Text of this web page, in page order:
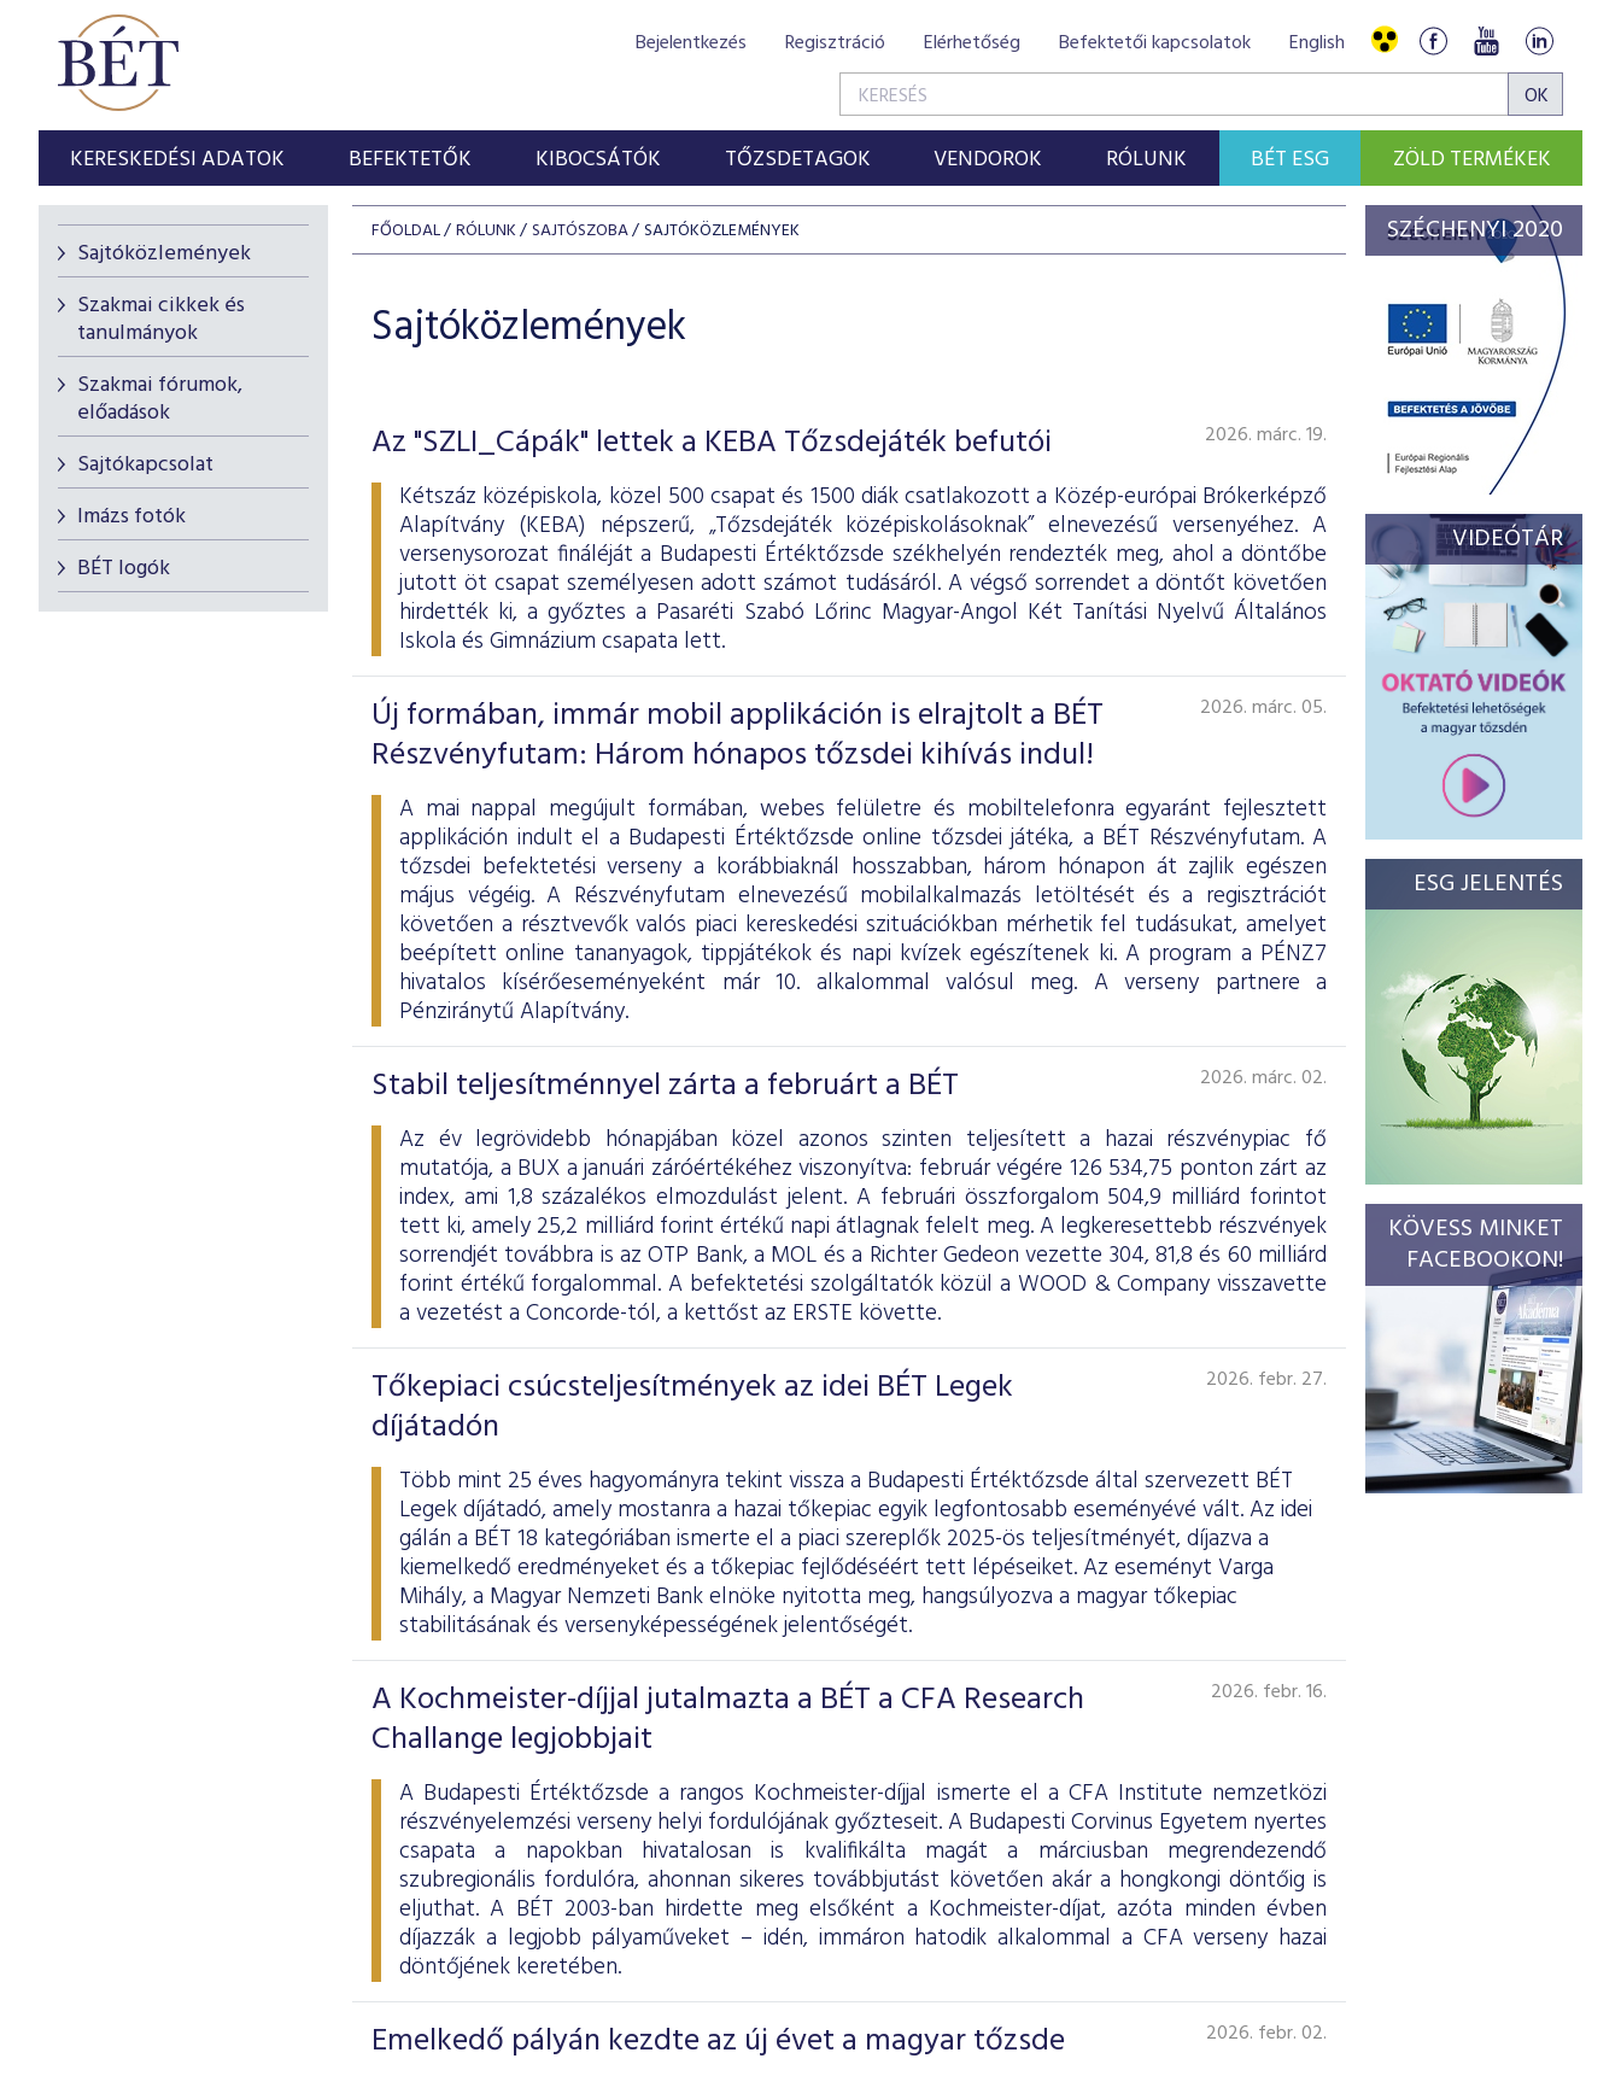
Bejelentkezés Regisztráció Elérhetőség Befektetői kapcsolatok English
KERESKEDÉSI ADATOK BEFEKTETŐK KIBOCSÁTÓK TŐZSDETAGOK VENDOROK RÓLUNK BÉT ESG ZÖLD TERMÉKEK
Sajtóközlemények
Szakmai cikkek és
tanulmányok
Szakmai fórumok,
előadások
Sajtókapcsolat
Imázs fotók
BÉT logók
FŐOLDAL RÓLUNK SAJTÓSZOBA SAJTÓKÖZLEMÉNYEK
Sajtóközlemények
Az "SZLI_Cápák" lettek a KEBA Tőzsdejáték befutói 2026. márc. 19.
Kétszáz középiskola, közel 500 csapat és 1500 diák csatlakozott a Közép-európai Brókerképző
Alapítvány (KEBA) népszerű, „Tőzsdejáték középiskolásoknak” elnevezésű versenyéhez. A
versenysorozat fináléját a Budapesti Értéktőzsde székhelyén rendezték meg, ahol a döntőbe
jutott öt csapat személyesen adott számot tudásáról. A végső sorrendet a döntőt követően
hirdették ki, a győztes a Pasaréti Szabó Lőrinc Magyar-Angol Két Tanítási Nyelvű Általános
Iskola és Gimnázium csapata lett.
Új formában, immár mobil applikáción is elrajtolt a BÉT
Részvényfutam: Három hónapos tőzsdei kihívás indul!
2026. márc. 05.
A mai nappal megújult formában, webes felületre és mobiltelefonra egyaránt fejlesztett
applikáción indult el a Budapesti Értéktőzsde online tőzsdei játéka, a BÉT Részvényfutam. A
tőzsdei befektetési verseny a korábbiaknál hosszabban, három hónapon át zajlik egészen
május végéig. A Részvényfutam elnevezésű mobilalkalmazás letöltését és a regisztrációt
követően a résztvevők valós piaci kereskedési szituációkban mérhetik fel tudásukat, amelyet
beépített online tananyagok, tippjátékok és napi kvízek egészítenek ki. A program a PÉNZ7
hivatalos kísérőeseményeként már 10. alkalommal valósul meg. A verseny partnere a
Pénziránytű Alapítvány.
Stabil teljesítménnyel zárta a februárt a BÉT 2026. márc. 02.
Az év legrövidebb hónapjában közel azonos szinten teljesített a hazai részvénypiac fő
mutatója, a BUX a januári záróértékéhez viszonyítva: február végére 126 534,75 ponton zárt az
index, ami 1,8 százalékos elmozdulást jelent. A februári összforgalom 504,9 milliárd forintot
tett ki, amely 25,2 milliárd forint értékű napi átlagnak felelt meg. A legkeresettebb részvények
sorrendjét továbbra is az OTP Bank, a MOL és a Richter Gedeon vezette 304, 81,8 és 60 milliárd
forint értékű forgalommal. A befektetési szolgáltatók közül a WOOD & Company visszavette
a vezetést a Concorde-tól, a kettőst az ERSTE követte.
Tőkepiaci csúcsteljesítmények az idei BÉT Legek
díjátadón
2026. febr. 27.
Több mint 25 éves hagyományra tekint vissza a Budapesti Értéktőzsde által szervezett BÉT
Legek díjátadó, amely mostanra a hazai tőkepiac egyik legfontosabb eseményévé vált. Az idei
gálán a BÉT 18 kategóriában ismerte el a piaci szereplők 2025-ös teljesítményét, díjazva a
kiemelkedő eredményeket és a tőkepiac fejlődéséért tett lépéseiket. Az eseményt Varga
Mihály, a Magyar Nemzeti Bank elnöke nyitotta meg, hangsúlyozva a magyar tőkepiac
stabilitásának és versenyképességének jelentőségét.
A Kochmeister-díjjal jutalmazta a BÉT a CFA Research
Challange legjobbjait
2026. febr. 16.
A Budapesti Értéktőzsde a rangos Kochmeister-díjjal ismerte el a CFA Institute nemzetközi
részvényelemzési verseny helyi fordulójának győzteseit. A Budapesti Corvinus Egyetem nyertes
csapata a napokban hivatalosan is kvalifikálta magát a márciusban megrendezendő
szubregionális fordulóra, ahonnan sikeres továbbjutást követően akár a hongkongi döntőig is
eljuthat. A BÉT 2003-ban hirdette meg elsőként a Kochmeister-díjat, azóta minden évben
díjazzák a legjobb pályaműveket – idén, immáron hatodik alkalommal a CFA verseny hazai
döntőjének keretében.
Emelkedő pályán kezdte az új évet a magyar tőzsde 2026. febr. 02.
SZÉCHENYI 2020
VIDEÓTÁR
ESG JELENTÉS
KÖVESS MINKET
FACEBOOKON!